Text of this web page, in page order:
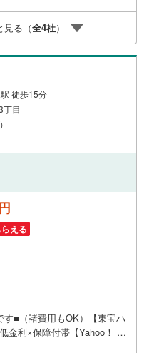
電話でのお問い合わせも常
にお問い合わせください。
見る（全4社）
徒歩15分
丁目
える
■（諸費用もOK）【東宝ハ
金利×保障付帯【Yahoo！ 不